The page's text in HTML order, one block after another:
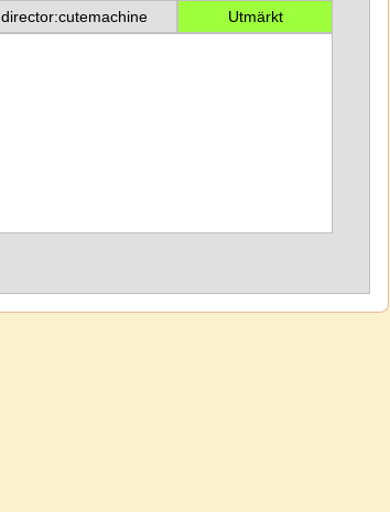
director:cutemachine Utmärkt